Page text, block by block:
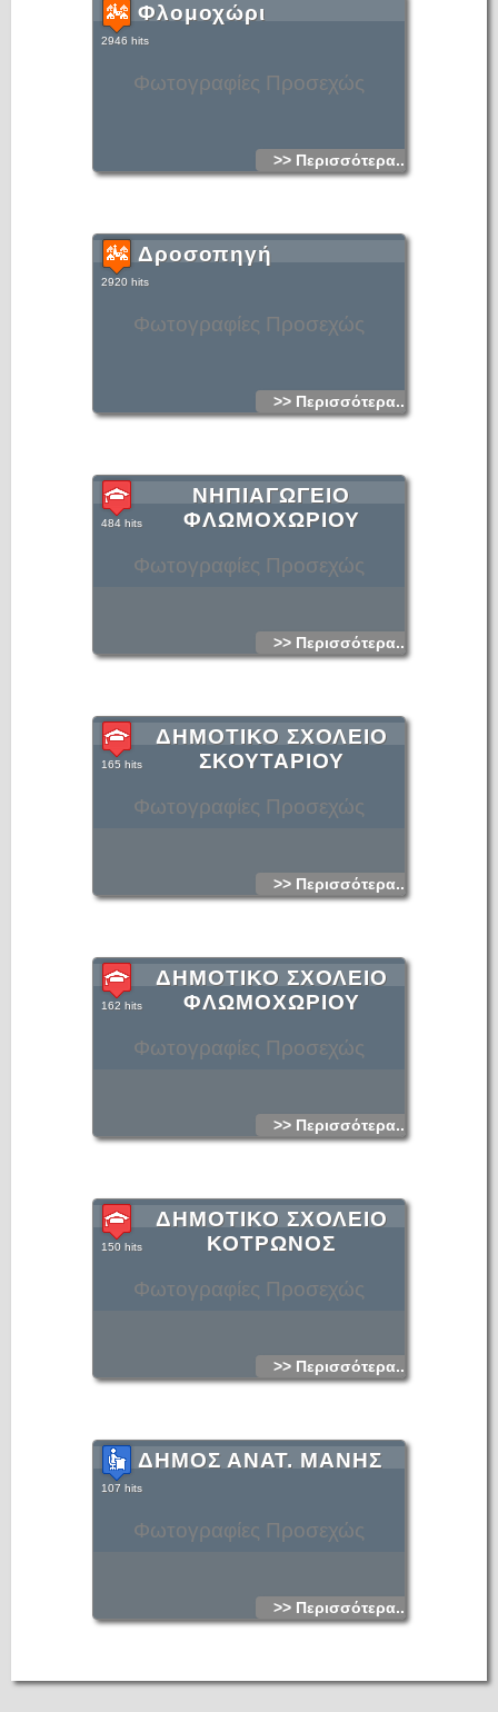
Φωτογραφίες Προσεχώς
Φλομοχώρι
2946 hits
>> Περισσότερα...
Φωτογραφίες Προσεχώς
Δροσοπηγή
2920 hits
>> Περισσότερα...
Φωτογραφίες Προσεχώς
ΝΗΠΙΑΓΩΓΕΙΟ
ΦΛΩΜΟΧΩΡΙΟΥ
484 hits
>> Περισσότερα...
Φωτογραφίες Προσεχώς
ΔΗΜΟΤΙΚΟ ΣΧΟΛΕΙΟ
ΣΚΟΥΤΑΡΙΟΥ
165 hits
>> Περισσότερα...
Φωτογραφίες Προσεχώς
ΔΗΜΟΤΙΚΟ ΣΧΟΛΕΙΟ
ΦΛΩΜΟΧΩΡΙΟΥ
162 hits
>> Περισσότερα...
Φωτογραφίες Προσεχώς
ΔΗΜΟΤΙΚΟ ΣΧΟΛΕΙΟ
ΚΟΤΡΩΝΟΣ
150 hits
>> Περισσότερα...
Φωτογραφίες Προσεχώς
ΔΗΜΟΣ ΑΝΑΤ. ΜΑΝΗΣ
107 hits
>> Περισσότερα...